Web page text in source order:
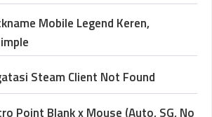
Mobile Legend Keren,
Steam Client Not Found
Point Blank x Mouse (Auto, SG, No